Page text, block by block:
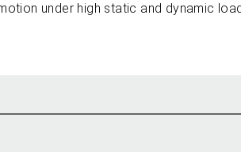
under high static and dynamic